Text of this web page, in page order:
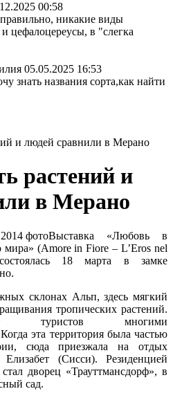
00:58
никакие виды
цефалоцереусы, в "слегка
05.05.2025 16:53
знать названия сорта,как найти
и людей сравнили в Мерано
растений и
в Мерано
Выставка «Любовь в
мира» (Amore in Fiore – L’Eros nel
18 марта в замке
склонах Альп, здесь мягкий
тропических растений.
туристов многими
эта территория была частью
сюда приезжала на отдых
Елизабет (Сисси). Резиденцией
дворец «Трауттмансдорф», в
сад.